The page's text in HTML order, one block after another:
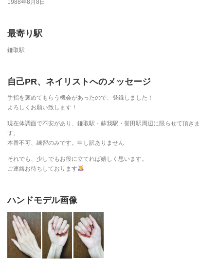
1988年8月8日
最寄り駅
鎌取駅
自己PR、ネイリストへのメッセージ
手指を褒めてもらう機会があったので、登録しました！
よろしくお願い致します！
現在体調面で不安があり、鎌取駅・蘇我駅・誉田駅周辺に限らせて頂きま
す。
本番不可、練習のみです。申し訳ありません
それでも、少しでもお役に立てれば嬉しく思います。
ご連絡お待ちしております
ハンドモデル画像